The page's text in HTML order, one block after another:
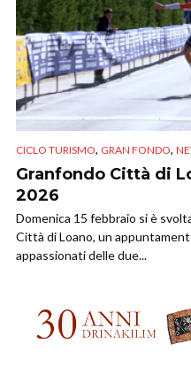
CICLO TURISMO, GRAN FONDO,
Granfondo Città di
2026
Domenica 15 febbraio si è
Città di Loano, un
appassionati delle due...